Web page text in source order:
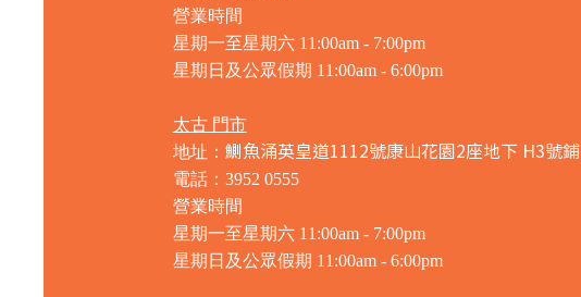
營業時間
星期一至星期六 11:00am - 7:00pm
星期日及公眾假期 11:00am - 6:00pm
太古 門市
地址： 鰂魚涌英皇道1112號康山花園2座地下 H3號鋪
電話：3952 0555
營業時間
星期一至星期六 11:00am - 7:00pm
星期日及公眾假期 11:00am - 6:00pm